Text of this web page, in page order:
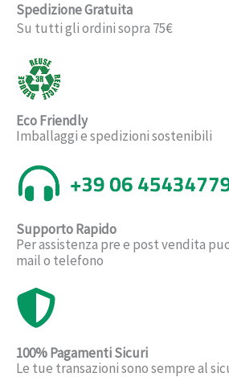
Spedizione Gratuita
Su tutti gli ordini sopra 75€
Eco Friendly
Imballaggi e spedizioni sostenibili
Supporto Rapido
Per assistenza pre e post vendita
mail o telefono
100% Pagamenti Sicuri
Le tue transazioni sono sempre al